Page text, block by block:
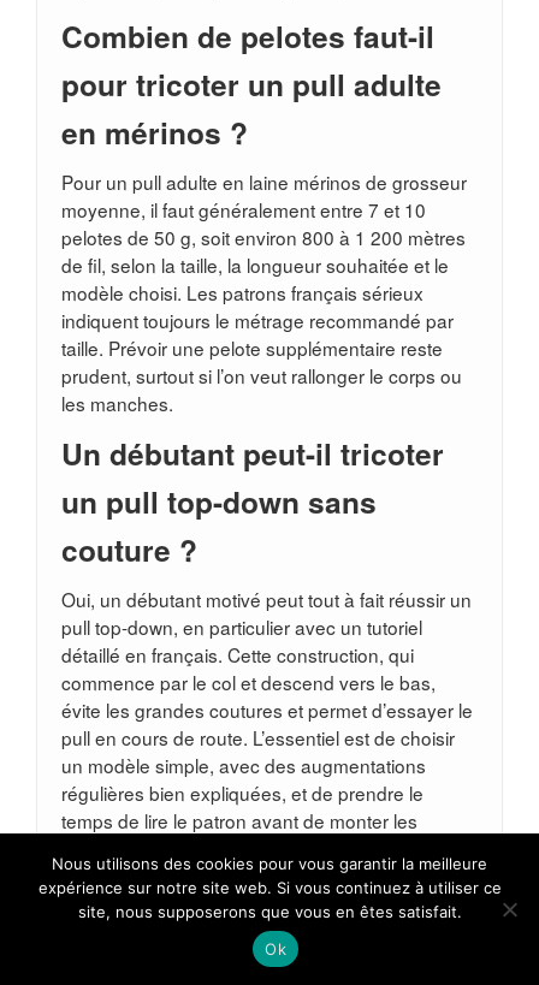
Combien de pelotes faut-il
pour tricoter un pull adulte
en mérinos ?
Pour un pull adulte en laine mérinos de grosseur
moyenne, il faut généralement entre 7 et 10
pelotes de 50 g, soit environ 800 à 1 200 mètres
de fil, selon la taille, la longueur souhaitée et le
modèle choisi. Les patrons français sérieux
indiquent toujours le métrage recommandé par
taille. Prévoir une pelote supplémentaire reste
prudent, surtout si l’on veut rallonger le corps ou
les manches.
Un débutant peut-il tricoter
un pull top-down sans
couture ?
Oui, un débutant motivé peut tout à fait réussir un
pull top-down, en particulier avec un tutoriel
détaillé en français. Cette construction, qui
commence par le col et descend vers le bas,
évite les grandes coutures et permet d’essayer le
pull en cours de route. L’essentiel est de choisir
un modèle simple, avec des augmentations
régulières bien expliquées, et de prendre le
temps de lire le patron avant de monter les
Comment éviter de se
tromper de taille avec un
Nous utilisons des cookies pour vous garantir la meilleure
expérience sur notre site web. Si vous continuez à utiliser ce
site, nous supposerons que vous en êtes satisfait.
Ok